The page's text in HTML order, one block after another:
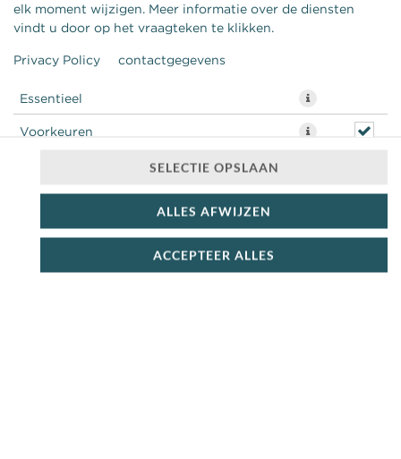
elk moment wijzigen. Meer informatie over de diensten
vindt u door op het vraagteken te klikken.
Privacy Policy contactgegevens
Essentieel
Voorkeuren
SELECTIE OPSLAAN
ALLES AFWIJZEN
ACCEPTEER ALLES